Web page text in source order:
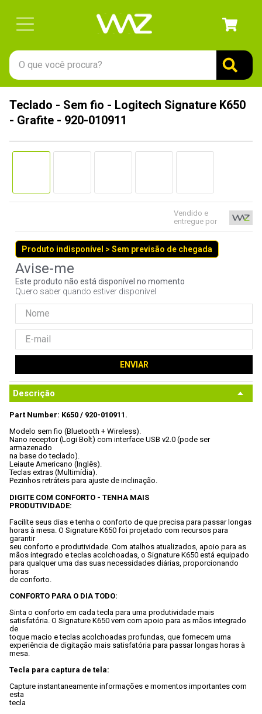
O que você procura?
Teclado - Sem fio - Logitech Signature K650
- Grafite - 920-010911
Vendido e
entregue por
Produto indisponível > Sem previsão de chegada
Este produto não está disponível no momento
Quero saber quando estiver disponível
ENVIAR
Descrição
Part Number: K650 / 920-010911.
Modelo sem fio (Bluetooth + Wireless).
Nano receptor (Logi Bolt) com interface USB v2.0 (pode ser
armazenado
na base do teclado).
Leiaute Americano (Inglês).
Teclas extras (Multimídia).
Pezinhos retráteis para ajuste de inclinação.
DIGITE COM CONFORTO - TENHA MAIS
PRODUTIVIDADE:
Facilite seus dias e tenha o conforto de que precisa para passar longas
horas à mesa. O Signature K650 foi projetado com recursos para
garantir
seu conforto e produtividade. Com atalhos atualizados, apoio para as
mãos integrado e teclas acolchoadas, o Signature K650 está equipado
para qualquer uma das suas necessidades diárias, proporcionando
horas
de conforto.
CONFORTO PARA O DIA TODO:
Sinta o conforto em cada tecla para uma produtividade mais
satisfatória. O Signature K650 vem com apoio para as mãos integrado
de
toque macio e teclas acolchoadas profundas, que fornecem uma
experiência de digitação mais satisfatória para passar longas horas à
mesa.
Tecla para captura de tela:
Capture instantaneamente informações e momentos importantes com
esta
tecla
1º
gabinete
3º
teclado
5º
openbox
7º
jonsbo
8º
fractal
controle
10º hd